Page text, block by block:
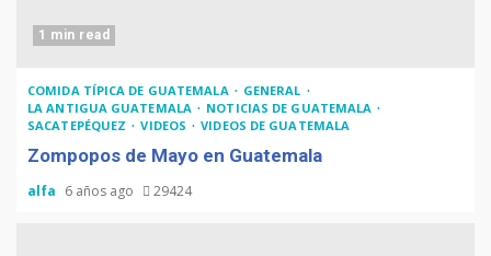
1 min read
COMIDA TÍPICA DE GUATEMALA
GENERAL
LA ANTIGUA GUATEMALA
NOTICIAS DE GUATEMALA
SACATEPÉQUEZ
VIDEOS VIDEOS DE GUATEMALA
Zompopos de Mayo en Guatemala
alfa 6 años ago 29424